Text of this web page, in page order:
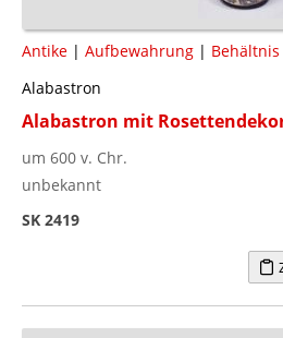
Antike | Aufbewahrung | Behältnis
Alabastron
Alabastron mit
um 600 v. Chr.
unbekannt
SK 2419